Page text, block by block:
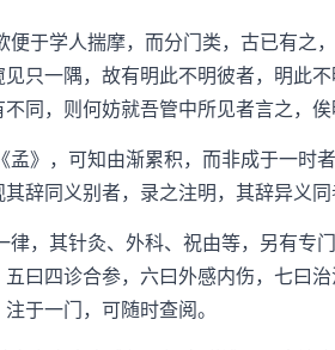
于学人揣摩，而分门类，古已有之
只一隅，故有明此不明彼者，明此
同，则何妨就吾管中所见者言之，俟
，可知由渐累积，而非成于一时
辞同义别者，录之注明，其辞异义
其针灸、外科、祝由等，另有专
曰四诊合参，六曰外感内伤，七曰
于一门，可随时查阅。